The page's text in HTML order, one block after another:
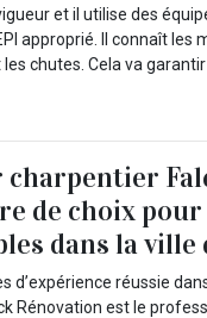
et il utilise des
approprié. Il connaît les
les chutes. Cela va
charpentier
de choix
dans la
d’expérience réussie
Rénovation est le